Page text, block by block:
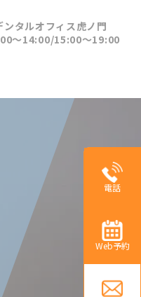
タルオフィス虎ノ門
〜14:00/15:00〜19:00
電話
Web予約